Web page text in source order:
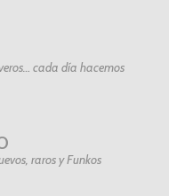
cada día hacemos
raros y Funkos